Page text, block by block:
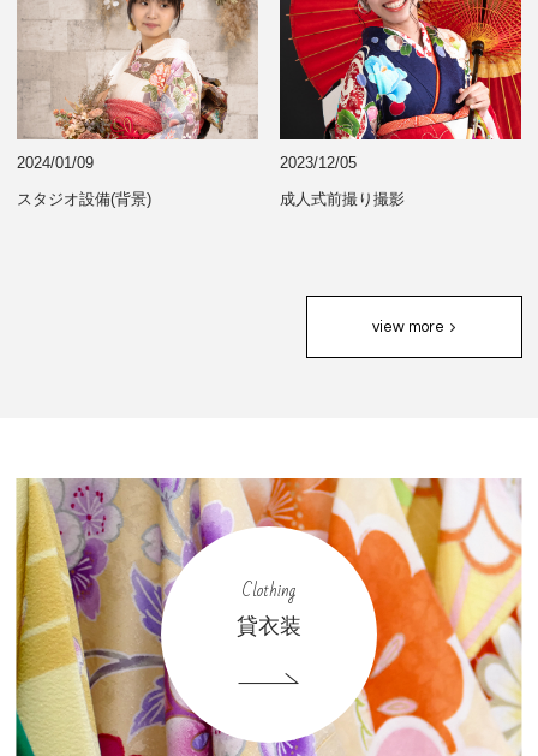
2024/01/09
スタジオ設備(背景)
2023/12/05
成人式前撮り撮影
view more
Clothing
貸衣装